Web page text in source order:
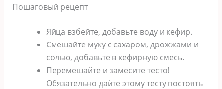
Пошаговый рецепт
Яйца взбейте, добавьте воду и кефир.
Смешайте муку с сахаром, дрожжами и
солью, добавьте в кефирную смесь.
Перемешайте и замесите тесто!
Обязательно дайте этому тесту постоять